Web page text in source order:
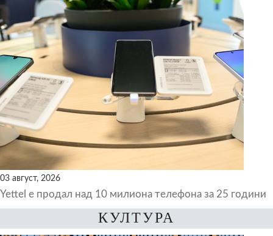
03 август, 2026
Yettel е продал над 10 милиона телефона за 25 години
КУЛТУРА